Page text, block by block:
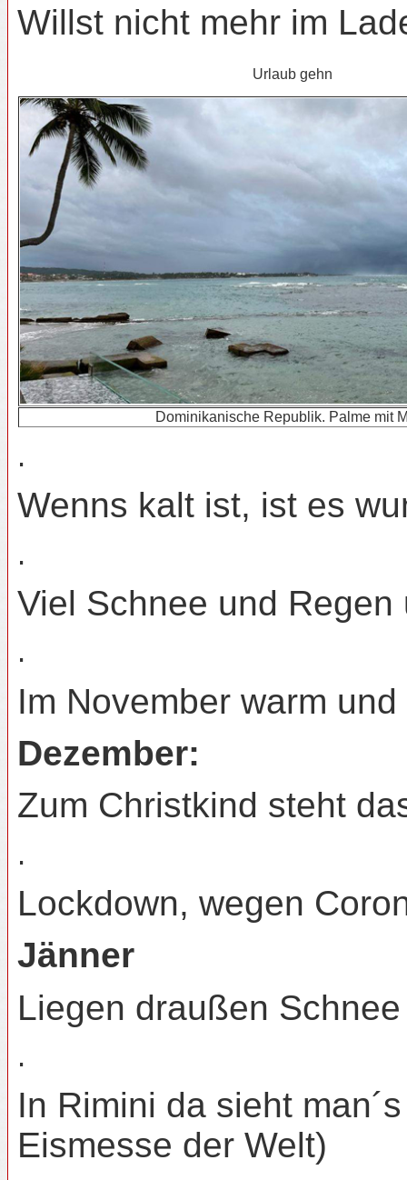
Willst nicht mehr im
Urlaub gehn
Dominikanische Republik. Palme mit
.
Wenns kalt ist, ist es
.
Viel Schnee und
.
Im November warm
Dezember:
Zum Christkind steht
.
Lockdown, wegen
Jänner
Liegen draußen
.
In Rimini da sieht
Eismesse der Welt)